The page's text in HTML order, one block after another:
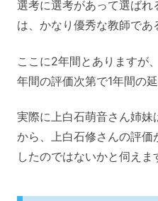
選考に選考があって選ば
は、かなり優秀な教師であ
ここに2年間とありますが
年間の評価次第で1年間の
実際に上白石萌音さん姉妹
から、上白石修さんの評価
したのではないかと伺えま